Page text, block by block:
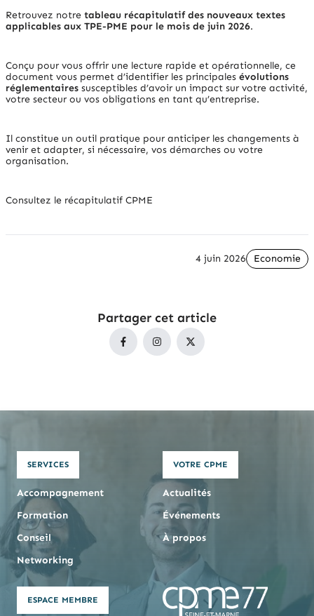
Retrouvez notre tableau récapitulatif des nouveaux textes
applicables aux TPE-PME pour le mois de juin 2026.
Conçu pour vous offrir une lecture rapide et opérationnelle, ce
document vous permet d’identifier les principales évolutions
réglementaires susceptibles d’avoir un impact sur votre activité,
votre secteur ou vos obligations en tant qu’entreprise.
Il constitue un outil pratique pour anticiper les changements à
venir et adapter, si nécessaire, vos démarches ou votre
organisation.
Consultez le récapitulatif CPME
4 juin 2026 Economie
Partager cet article
SERVICES
Accompagnement
Formation
Conseil
Networking
VOTRE CPME
Actualités
Événements
À propos
ESPACE MEMBRE